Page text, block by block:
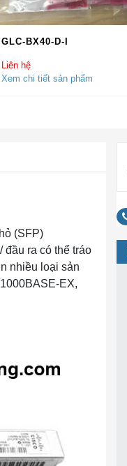
GLC-BX40-D-I
Liên hệ
Xem chi tiết sản phẩm
(SFP)
đầu ra có thể tráo
nhiều loại sản
EX,